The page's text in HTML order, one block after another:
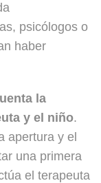
psicólogos o
haber
la
y el niño.
apertura y el
una primera
el terapeuta